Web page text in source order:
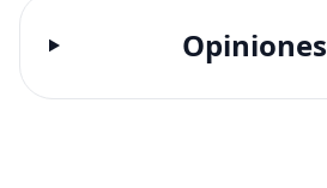
Opiniones